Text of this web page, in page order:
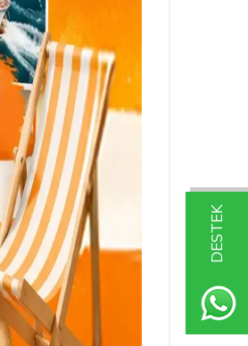
DESTEK